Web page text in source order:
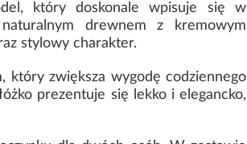
który doskonale wpisuje się w
drewnem z kremowym
stylowy charakter.
który zwiększa wygodę codziennego
prezentuje się lekko i elegancko,